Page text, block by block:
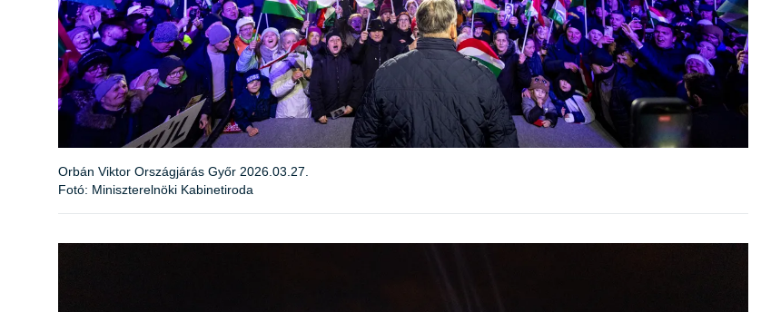
Orbán Viktor Országjárás Győr 2026.03.27.
Fotó: Miniszterelnöki Kabinetiroda